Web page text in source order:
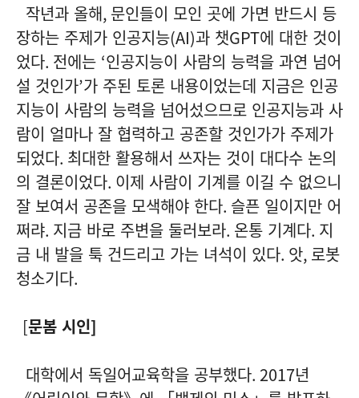
작년과 올해, 문인들이 모인 곳에 가면 반드시 등
장하는 주제가 인공지능(AI)과 챗GPT에 대한 것이
었다. 전에는 ‘인공지능이 사람의 능력을 과연 넘어
설 것인가’가 주된 토론 내용이었는데 지금은 인공
지능이 사람의 능력을 넘어섰으므로 인공지능과 사
람이 얼마나 잘 협력하고 공존할 것인가가 주제가
되었다. 최대한 활용해서 쓰자는 것이 대다수 논의
의 결론이었다. 이제 사람이 기계를 이길 수 없으니
잘 보여서 공존을 모색해야 한다. 슬픈 일이지만 어
쩌랴. 지금 바로 주변을 둘러보라. 온통 기계다. 지
금 내 발을 툭 건드리고 가는 녀석이 있다. 앗, 로봇
청소기다.
[문봄 시인]
대학에서 독일어교육학을 공부했다. 2017년